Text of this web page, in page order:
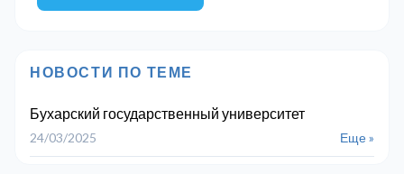
НОВОСТИ ПО ТЕМЕ
Бухарский государственный университет
24/03/2025 Еще »